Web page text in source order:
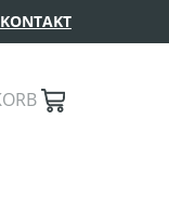
KONTAKT